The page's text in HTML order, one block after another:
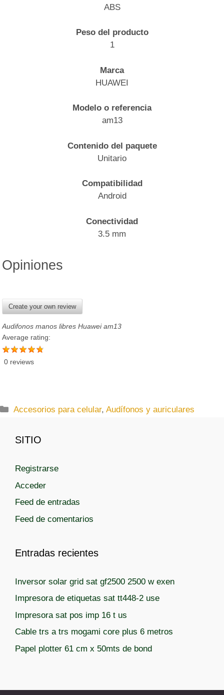
ABS
Peso del producto
1
Marca
HUAWEI
Modelo o referencia
am13
Contenido del paquete
Unitario
Compatibilidad
Android
Conectividad
3.5 mm
Opiniones
Create your own review
Audifonos manos libres Huawei am13
Average rating:
0 reviews
C
e
o
r
s
Accesorios para celular,Audífonos y auriculares
SITIO
Registrarse
Acceder
Feed de entradas
Feed de comentarios
Entradas recientes
Inversor solar grid sat gf2500 2500 w exen
Impresora de etiquetas sat tt448-2 use
Impresora sat pos imp 16 t us
Cable trs a trs mogami core plus 6 metros
Papel plotter 61 cm x 50mts de bond